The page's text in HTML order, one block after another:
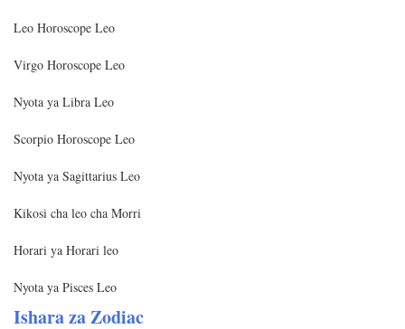
Leo Horoscope Leo
Virgo Horoscope Leo
Nyota ya Libra Leo
Scorpio Horoscope Leo
Nyota ya Sagittarius Leo
Kikosi cha leo cha Morri
Horari ya Horari leo
Nyota ya Pisces Leo
Ishara za Zodiac